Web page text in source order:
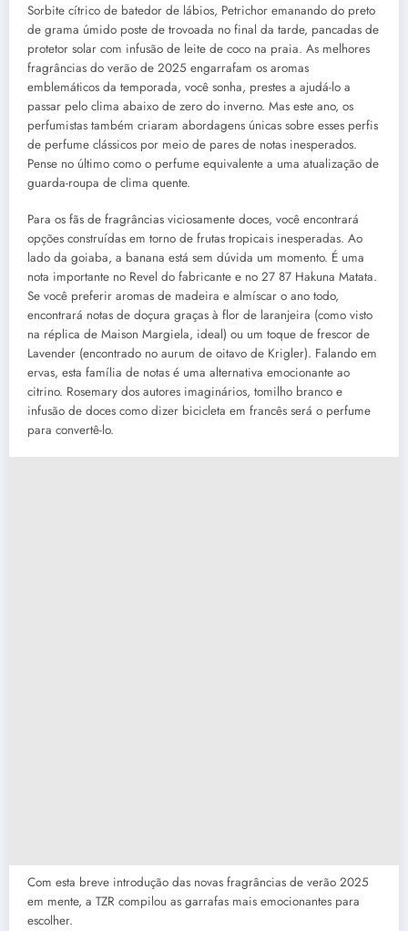
Sorbite cítrico de batedor de lábios, Petrichor emanando do preto
de grama úmido poste de trovoada no final da tarde, pancadas de
protetor solar com infusão de leite de coco na praia. As melhores
fragrâncias do verão de 2025 engarrafam os aromas
emblemáticos da temporada, você sonha, prestes a ajudá-lo a
passar pelo clima abaixo de zero do inverno. Mas este ano, os
perfumistas também criaram abordagens únicas sobre esses perfis
de perfume clássicos por meio de pares de notas inesperados.
Pense no último como o perfume equivalente a uma atualização de
guarda-roupa de clima quente.
Para os fãs de fragrâncias viciosamente doces, você encontrará
opções construídas em torno de frutas tropicais inesperadas. Ao
lado da goiaba, a banana está sem dúvida um momento. É uma
nota importante no Revel do fabricante e no 27 87 Hakuna Matata.
Se você preferir aromas de madeira e almíscar o ano todo,
encontrará notas de doçura graças à flor de laranjeira (como visto
na réplica de Maison Margiela, ideal) ou um toque de frescor de
Lavender (encontrado no aurum de oitavo de Krigler). Falando em
ervas, esta família de notas é uma alternativa emocionante ao
citrino. Rosemary dos autores imaginários, tomilho branco e
infusão de doces como dizer bicicleta em francês será o perfume
para convertê-lo.
Com esta breve introdução das novas fragrâncias de verão 2025
em mente, a TZR compilou as garrafas mais emocionantes para
escolher.